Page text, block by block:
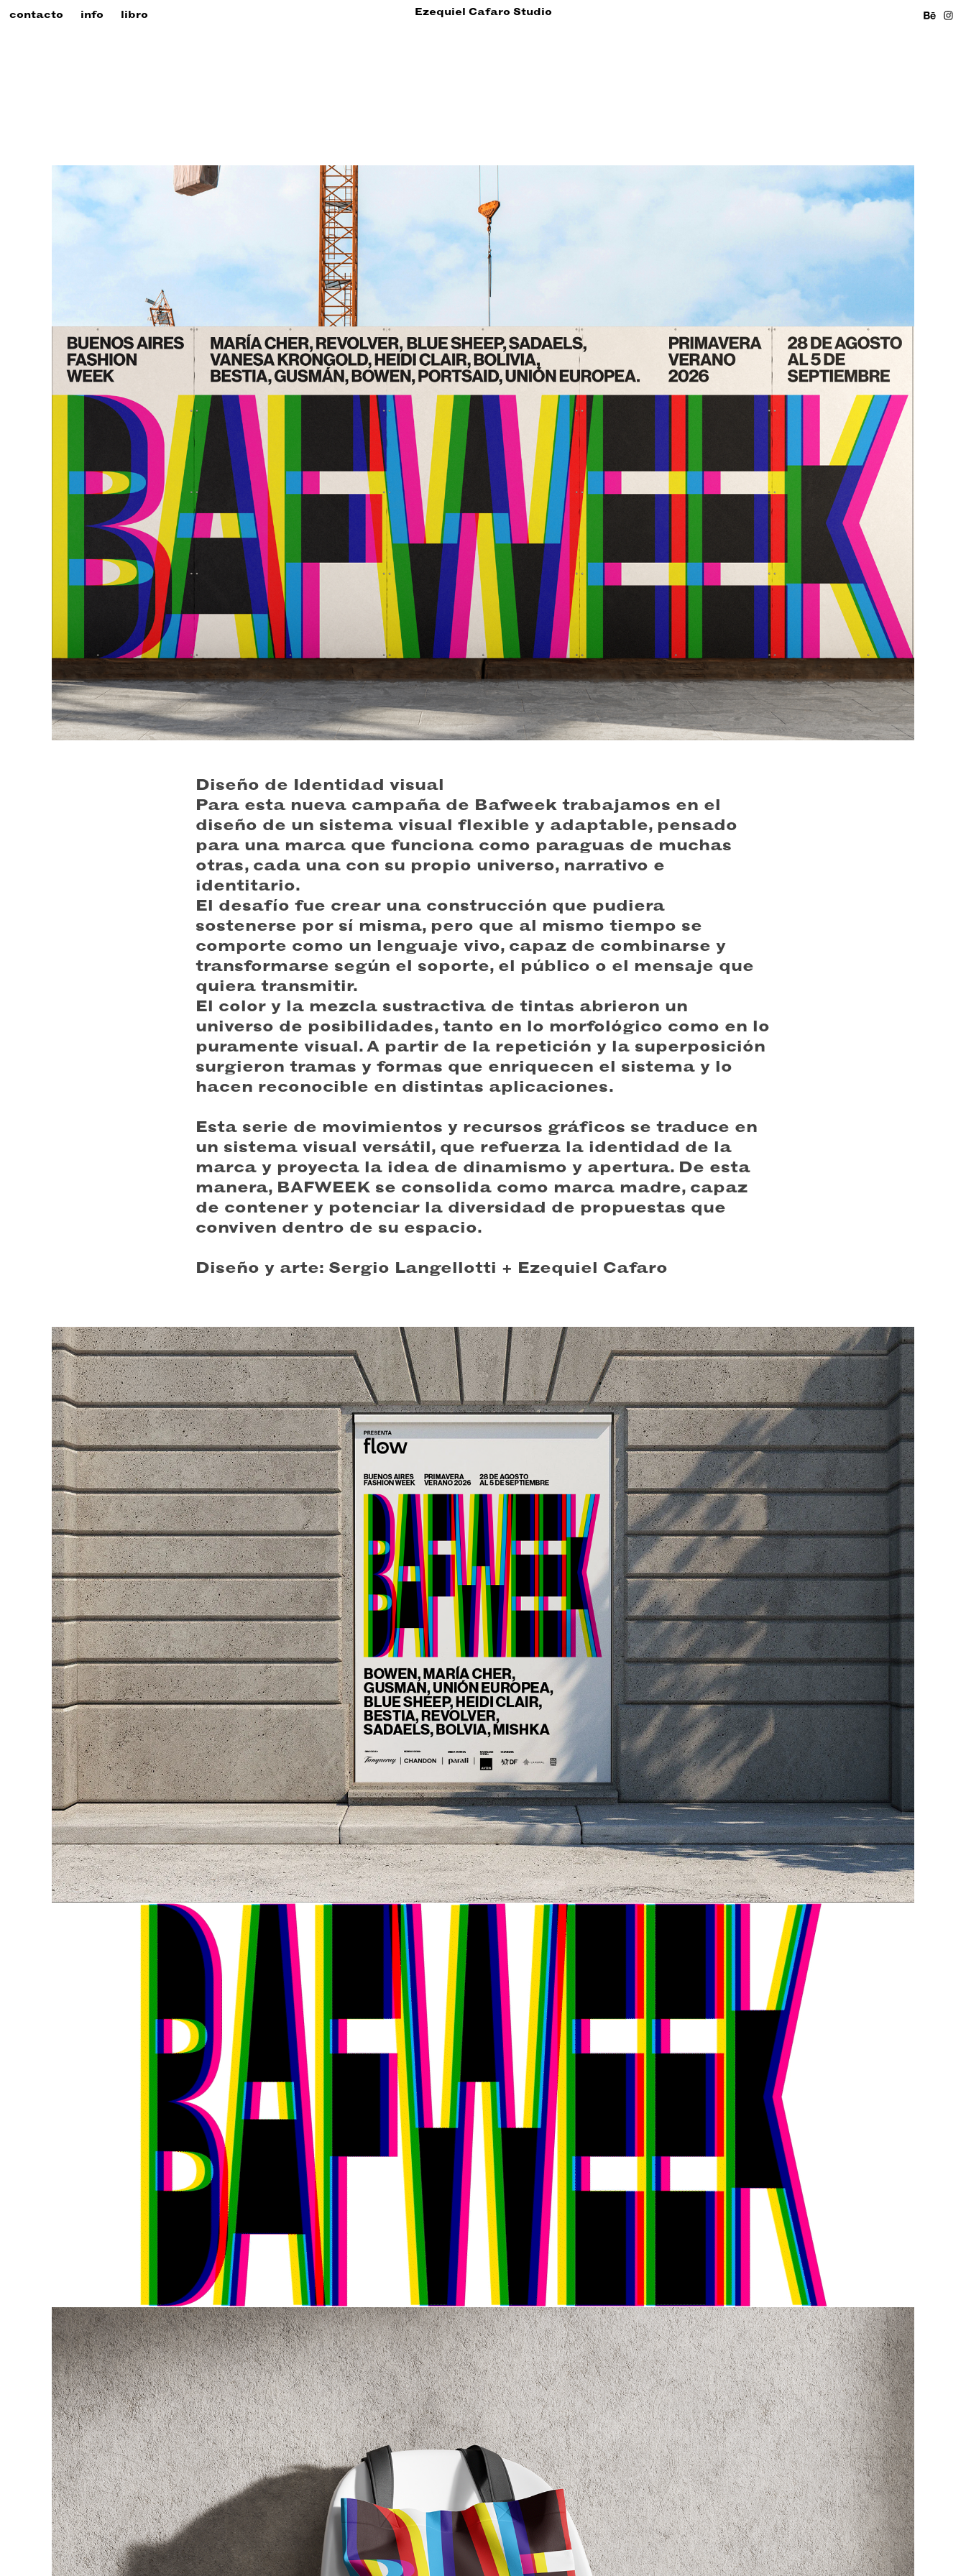
contacto info libro Ezequiel Cafaro Studio
Diseño de Identidad visual
Para esta nueva campaña de Bafweek trabajamos en el
diseño de un sistema visual flexible y adaptable, pensado
para una marca que funciona como paraguas de muchas
otras, cada una con su propio universo, narrativo e
identitario.
El desafío fue crear una construcción que pudiera
sostenerse por sí misma, pero que al mismo tiempo se
comporte como un lenguaje vivo, capaz de combinarse y
transformarse según el soporte, el público o el mensaje que
quiera transmitir.
El color y la mezcla sustractiva de tintas abrieron un
universo de posibilidades, tanto en lo morfológico como en lo
puramente visual. A partir de la repetición y la superposición
surgieron tramas y formas que enriquecen el sistema y lo
hacen reconocible en distintas aplicaciones.
Esta serie de movimientos y recursos gráficos se traduce en
un sistema visual versátil, que refuerza la identidad de la
marca y proyecta la idea de dinamismo y apertura. De esta
manera, BAFWEEK se consolida como marca madre, capaz
de contener y potenciar la diversidad de propuestas que
conviven dentro de su espacio.
Diseño y arte: Sergio Langellotti + Ezequiel Cafaro